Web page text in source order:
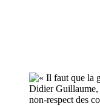
Didier Guillaume,
non-respect des